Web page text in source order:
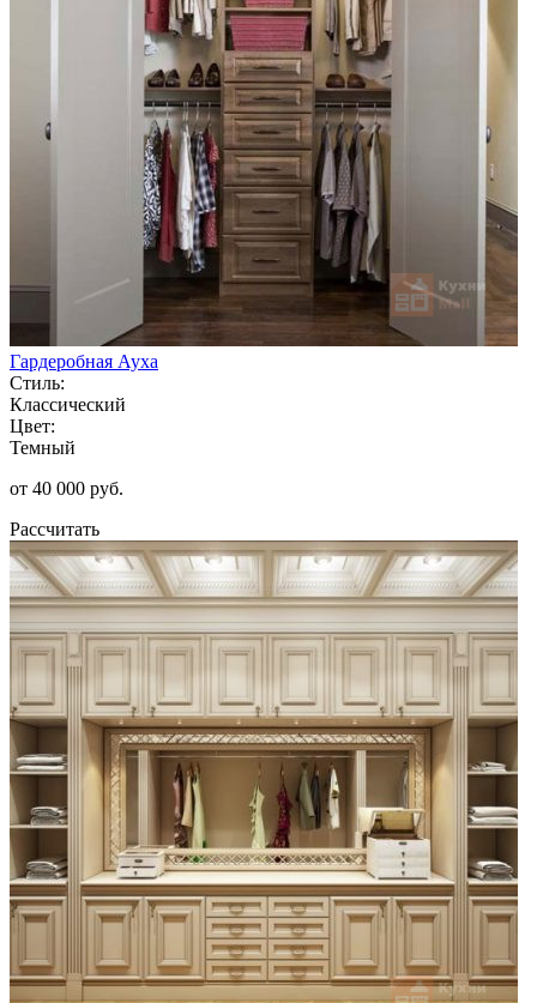
Гардеробная Ауха
Стиль:
Классический
Цвет:
Темный
от 40 000 руб.
Рассчитать